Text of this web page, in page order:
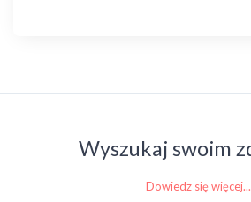
Wyszukaj swoim
Dowiedz się więcej...